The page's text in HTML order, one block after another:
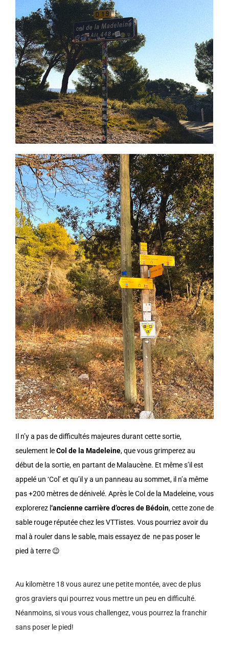
Il n’y a pas de difficultés majeures durant cette sortie,
seulement leCol de la Madeleine, que vous grimperez au
début de la sortie, en partant de Malaucène. Et même s’il est
appelé un ‘Col’ et qu’il y a un panneau au sommet, il n’a même
pas +200 mètres de dénivelé. Après le Col de la Madeleine, vous
explorerez l ‘ancienne carrière d’ocres de Bédoin, cette zone de
sable rouge réputée chez les VTTistes. Vous pourriez avoir du
mal à rouler dans le sable, mais essayez de ne pas poser le
pied à terre 😉
Au kilomètre 18 vous aurez une petite montée, avec de plus
gros graviers qui pourrez vous mettre un peu en difficulté.
Néanmoins, si vous vous challengez, vous pourrez la franchir
sans poser le pied!